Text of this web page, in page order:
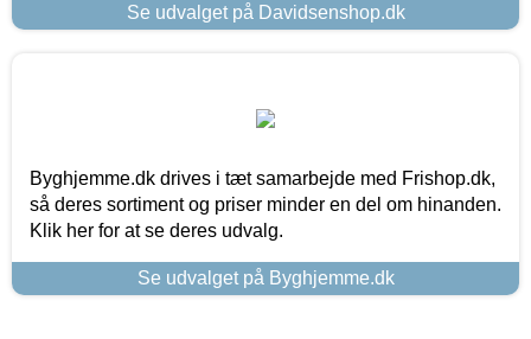
Se udvalget på Davidsenshop.dk
Byghjemme.dk drives i tæt samarbejde med Frishop.dk,
så deres sortiment og priser minder en del om hinanden.
Klik her for at se deres udvalg.
Se udvalget på Byghjemme.dk